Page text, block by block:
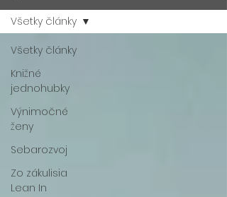
Všetky články
Knižné
jednohubky
Výnimočné
ženy
Sebarozvoj
Zo zákulisia
Lean In
Všetky články